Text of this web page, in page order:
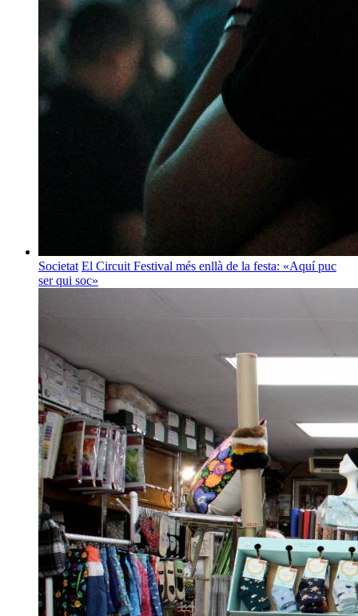
Societat El Circuit Festival més enllà de la festa: «Aquí puc
ser qui soc»